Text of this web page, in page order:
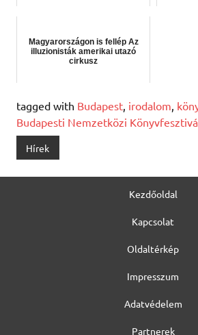
Magyarországon is fellép Az
illuzionisták amerikai utazó
cirkusz
tagged with Budapest irodalom
Budapesti Nemzetközi
Hírek
Kezdőoldal
Kapcsolat
Oldaltérkép
Impresszum
Adatvédelem
Partnerek